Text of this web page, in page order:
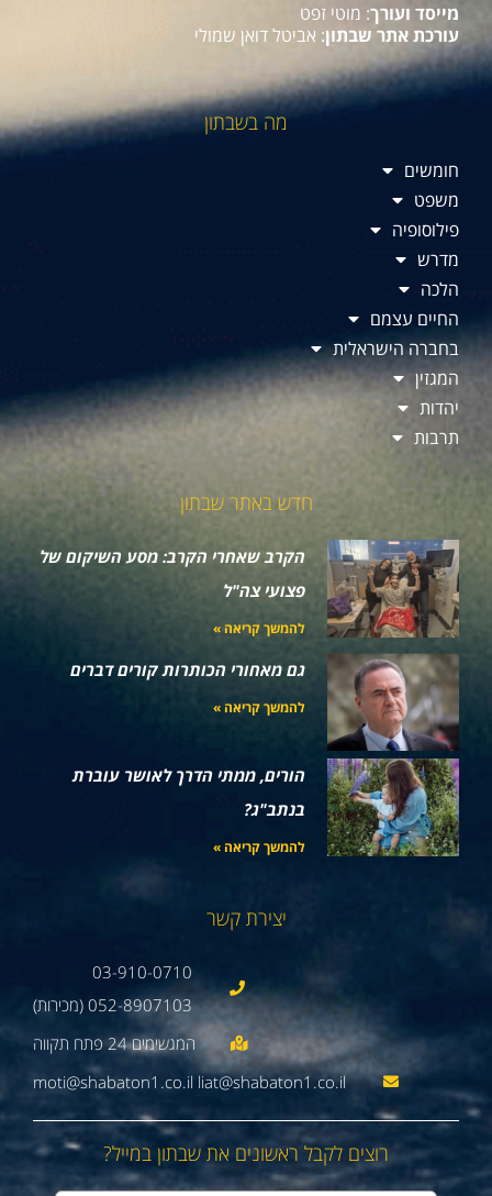
מייסד ועורך: מוטי זפט
עורכת אתר שבתון: אביטל דואן שמולי
מה בשבתון
חומשים
משפט
פילוסופיה
מדרש
הלכה
החיים עצמם
בחברה הישראלית
המגזין
יהדות
תרבות
חדש באתר שבתון
הקרב שאחרי הקרב: מסע השיקום של
פצועי צה"ל
להמשך קריאה »
גם מאחורי הכותרות קורים דברים
להמשך קריאה »
הורים, ממתי הדרך לאושר עוברת
בנתב"ג?
להמשך קריאה »
יצירת קשר
03-910-0710
052-8907103 (מכירות)
moti@shabaton1.co.il liat@shabaton1.co.il
רוצים לקבל ראשונים את שבתון במייל?